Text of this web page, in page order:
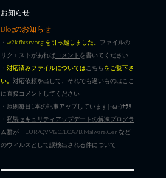
お知らせ
Blogのお知らせ
・ w2k.flxsrv.org を引っ越しました。 ファイルの
リクエストがあればコメント を書いてください
・ 対応済みファイルについては こちらをご覧下さ
い。 対応依頼を出して、それでも遅いものはここ
に直接コメントしてください
・原則毎日1本の記事アップしています|･ω･)ﾁﾗﾘ
・ 私製セキュリティアップデートの解凍プログラ
ム群が HEUR/QVM20.1.0A7B.Malware.Gen など
のウィルスとして誤検出される件について